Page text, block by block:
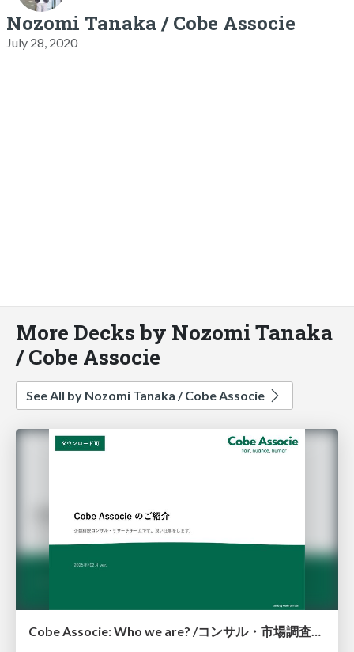
Nozomi Tanaka / Cobe Associe
July 28, 2020
More Decks by Nozomi Tanaka
/ Cobe Associe
See All by Nozomi Tanaka / Cobe Associe
Cobe Associe: Who we are? /コンサル・市場調査・人材紹介のCobe Associe